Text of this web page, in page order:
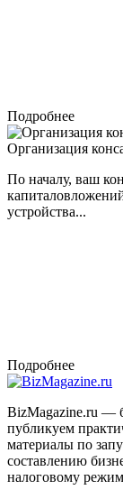
Подробнее
Организация
По началу, ваш
устройства...
Подробнее
BizMagazine.ru —
публикуем
материалы по
составлению
налоговому